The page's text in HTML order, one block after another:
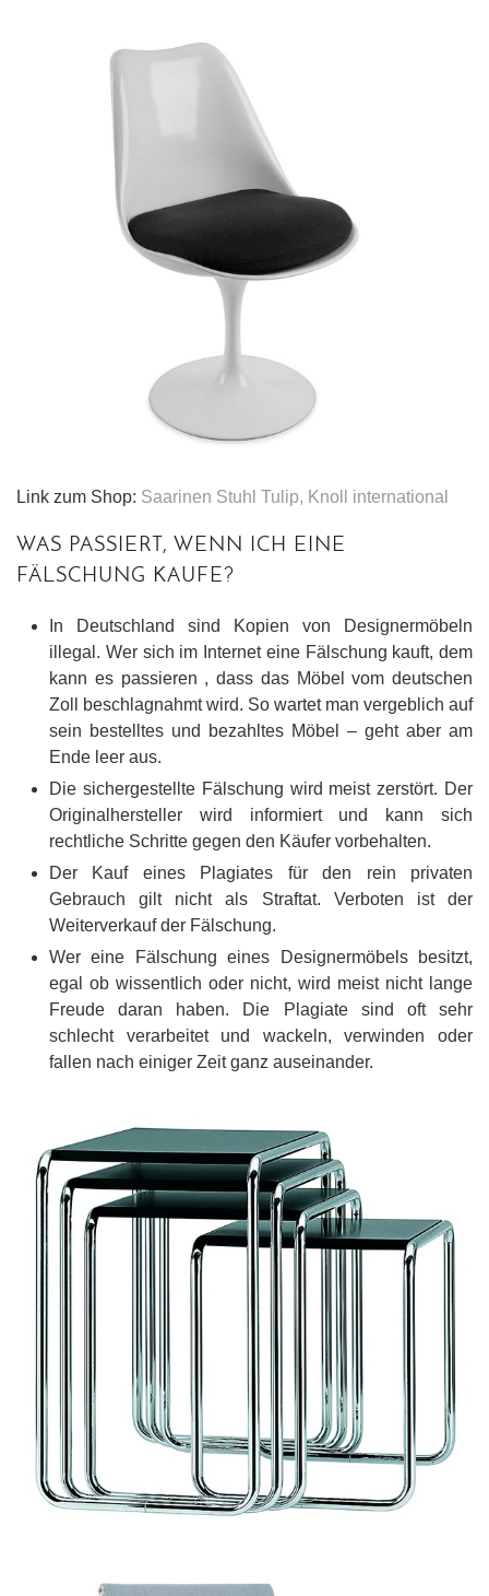
Link zum Shop: Saarinen Stuhl Tulip, Knoll international
WAS PASSIERT, WENN ICH EINE
FÄLSCHUNG KAUFE?
In Deutschland sind Kopien von Designermöbeln
illegal. Wer sich im Internet eine Fälschung kauft, dem
kann es passieren , dass das Möbel vom deutschen
Zoll beschlagnahmt wird. So wartet man vergeblich auf
sein bestelltes und bezahltes Möbel – geht aber am
Ende leer aus.
Die sichergestellte Fälschung wird meist zerstört. Der
Originalhersteller wird informiert und kann sich
rechtliche Schritte gegen den Käufer vorbehalten.
Der Kauf eines Plagiates für den rein privaten
Gebrauch gilt nicht als Straftat. Verboten ist der
Weiterverkauf der Fälschung.
Wer eine Fälschung eines Designermöbels besitzt,
egal ob wissentlich oder nicht, wird meist nicht lange
Freude daran haben. Die Plagiate sind oft sehr
schlecht verarbeitet und wackeln, verwinden oder
fallen nach einiger Zeit ganz auseinander.